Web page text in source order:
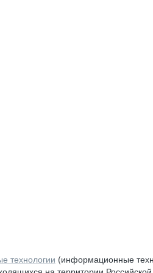
технологии (информационные